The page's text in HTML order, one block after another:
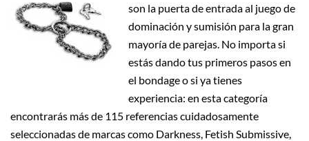
son la puerta de entrada al juego de
dominación y sumisión para la gran
mayoría de parejas. No importa si
estás dando tus primeros pasos en
el bondage o si ya tienes
experiencia: en esta categoría
encontrarás más de 115 referencias cuidadosamente
seleccionadas de marcas como Darkness, Fetish Submissive,